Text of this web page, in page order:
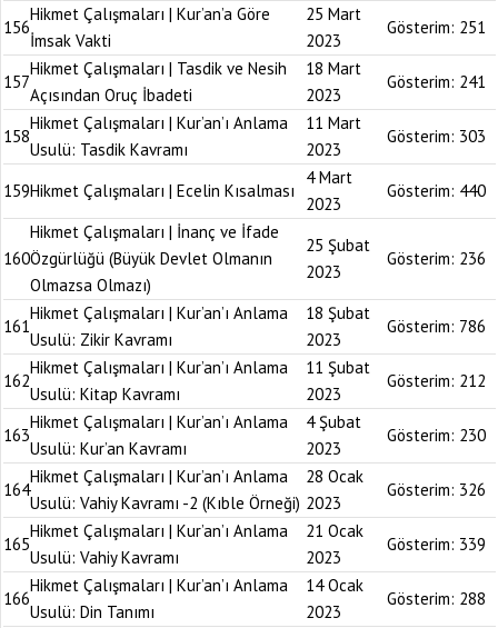
156
Hikmet Çalışmaları | Kur’an’a Göre
İmsak Vakti
25 Mart
2023
Gösterim: 251
157
Hikmet Çalışmaları | Tasdik ve Nesih
Açısından Oruç İbadeti
18 Mart
2023
Gösterim: 241
158
Hikmet Çalışmaları | Kur’an’ı Anlama
Usulü: Tasdik Kavramı
11 Mart
2023
Gösterim: 303
159Hikmet Çalışmaları | Ecelin Kısalması
4 Mart
2023
Gösterim: 440
160
Hikmet Çalışmaları | İnanç ve İfade
Özgürlüğü (Büyük Devlet Olmanın
Olmazsa Olmazı)
25 Şubat
2023
Gösterim: 236
161
Hikmet Çalışmaları | Kur’an’ı Anlama
Usulü: Zikir Kavramı
18 Şubat
2023
Gösterim: 786
162
Hikmet Çalışmaları | Kur’an’ı Anlama
Usulü: Kitap Kavramı
11 Şubat
2023
Gösterim: 212
163
Hikmet Çalışmaları | Kur’an’ı Anlama
Usulü: Kur’an Kavramı
4 Şubat
2023
Gösterim: 230
164
Hikmet Çalışmaları | Kur’an’ı Anlama
Usulü: Vahiy Kavramı -2 (Kıble Örneği)
28 Ocak
2023
Gösterim: 326
165
Hikmet Çalışmaları | Kur’an’ı Anlama
Usulü: Vahiy Kavramı
21 Ocak
2023
Gösterim: 339
166
Hikmet Çalışmaları | Kur’an’ı Anlama
Usulü: Din Tanımı
14 Ocak
2023
Gösterim: 288